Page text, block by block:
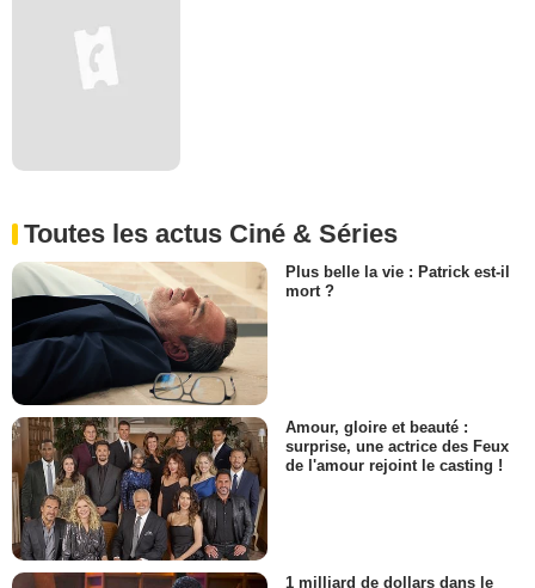
Toutes les actus Ciné & Séries
Plus belle la vie : Patrick est-il
mort ?
Amour, gloire et beauté :
surprise, une actrice des Feux
de l'amour rejoint le casting !
1 milliard de dollars dans le